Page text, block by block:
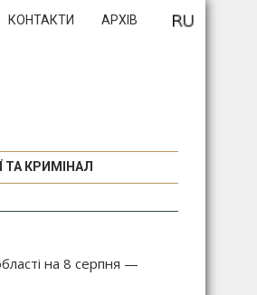
КОНТАКТИ АРХІВ
ТА КРИМІНАЛ
на 8 серпня —